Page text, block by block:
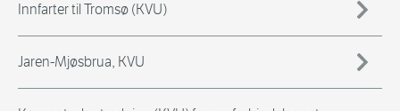
Innfarter til Tromsø (KVU)
Jaren-Mjøsbrua, KVU